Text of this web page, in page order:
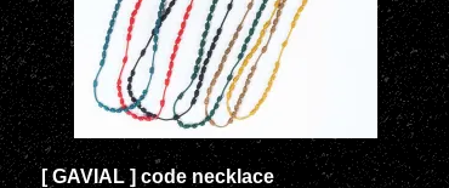
[ GAVIAL ] code necklace